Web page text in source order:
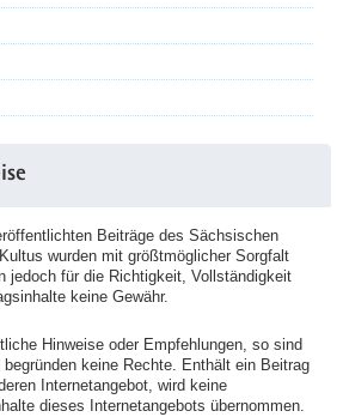
Beiträge des Sächsischen
wurden mit größtmöglicher Sorgfalt
jedoch für die Richtigkeit, Vollständigkeit
keine Gewähr.
Hinweise oder Empfehlungen, so sind
keine Rechte. Enthält ein Beitrag
Internetangebot, wird keine
dieses Internetangebots übernommen.